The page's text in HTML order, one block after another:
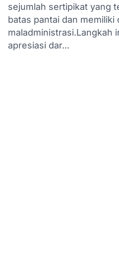
sejumlah sertipikat yang
batas pantai dan memiliki
maladministrasi.Langkah
apresiasi dar...